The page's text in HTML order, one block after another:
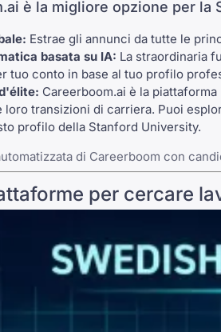
è la migliore opzione per la
Estrae gli annunci da tutte le
basata su IA: La straordinaria
tuo conto in base al tuo profilo
Careerboom.ai è la
loro transizioni di carriera. Puoi
profilo della Stanford University.
di Careerboom con
per cercare